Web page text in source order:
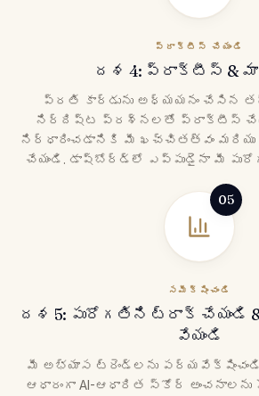
ప్రాక్టీస్ చేయండి
దశ 4: ప్రాక్టీస్ &
ప్రతి కార్డును అధ్యయనం చేసిన
నిర్దిష్ట ప్రశ్నలతో ప్రాక్టీస్
నిర్ధారించడానికి మీ ఖచ్చితత్వం మరియు
చేయండి. డాష్‌బోర్డ్‌లో ఎప్పుడైనా మీ
05
సమీక్షించండి
దశ 5: పురోగతిని ట్రాక్ చేయండి
వేయండి
మీ అభ్యాస ట్రెండ్‌లను
ఆధారంగా AI-ఆధారిత స్కోర్ అంచనాలను